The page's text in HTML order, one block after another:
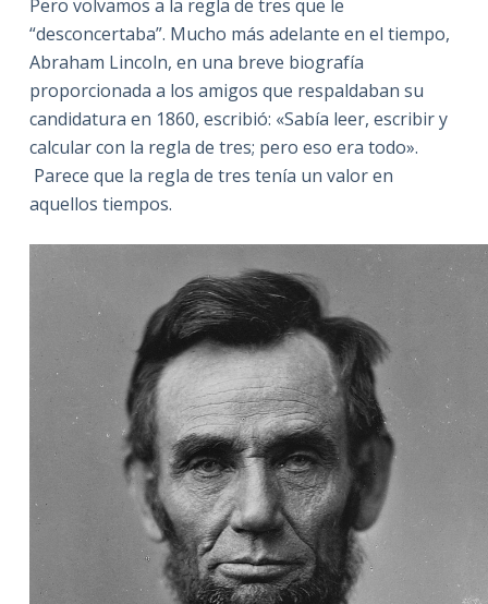
Pero volvamos a la regla de tres que le
“desconcertaba”. Mucho más adelante en el tiempo,
Abraham Lincoln, en una breve biografía
proporcionada a los amigos que respaldaban su
candidatura en 1860, escribió: «Sabía leer, escribir y
calcular con la regla de tres; pero eso era todo».
Parece que la regla de tres tenía un valor en
aquellos tiempos.